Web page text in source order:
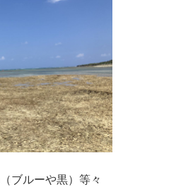
ブルーや黒）等々